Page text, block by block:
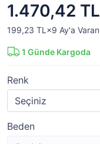
1.470,42 TL
199,23 TL×9 Ay'a Varan
1 Günde Kargoda
Renk
Beden